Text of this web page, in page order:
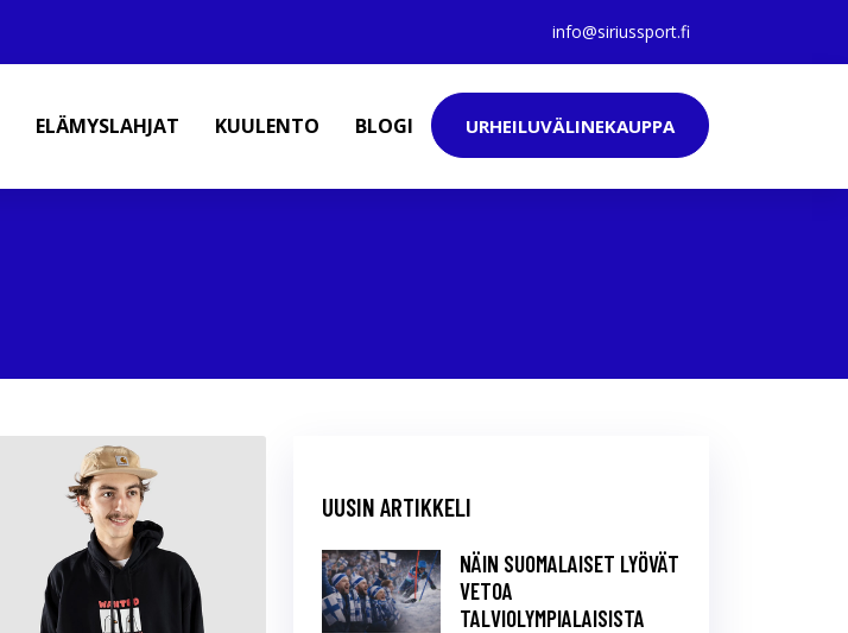
info@siriussport.fi
ELÄMYSLAHJAT KUULENTO BLOGI URHEILUVÄLINEKAUPPA
UUSIN ARTIKKELI
NÄIN SUOMALAISET LYÖVÄT
VETOA
TALVIOLYMPIALAISISTA